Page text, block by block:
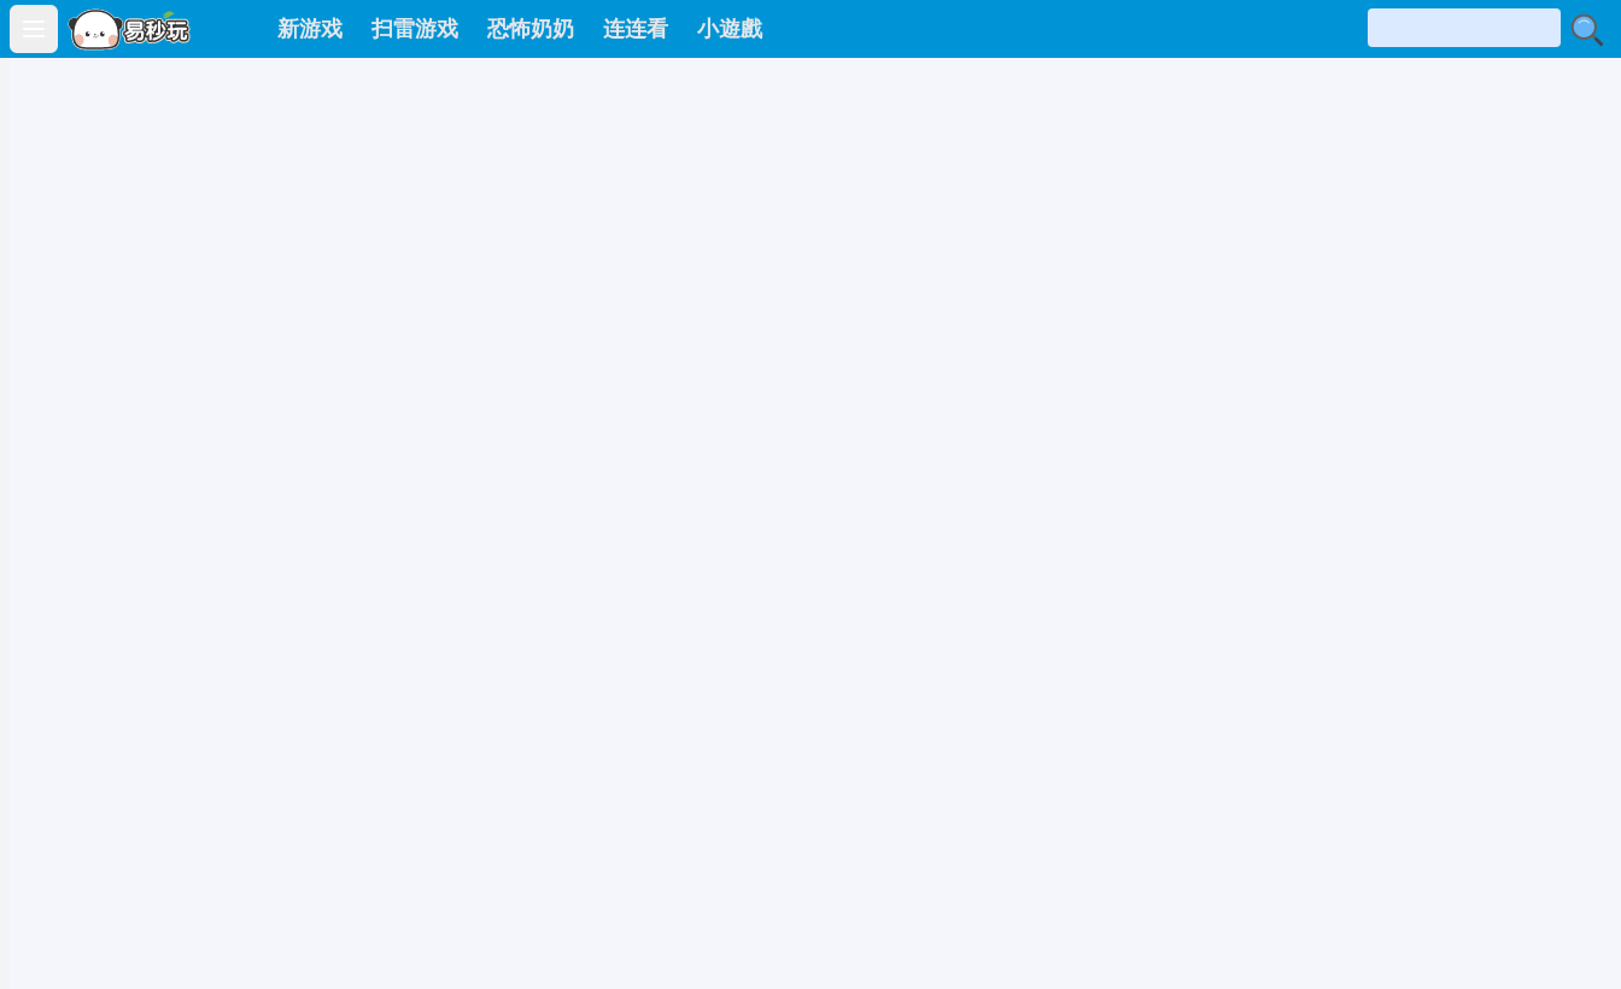
Open main menu
新游戏 扫雷游戏 恐怖奶奶 连连看 小遊戲